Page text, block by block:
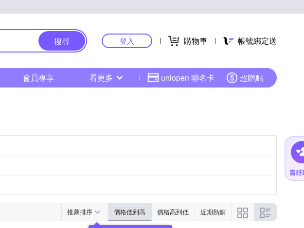
搜尋 登入 購物車 帳號綁定送
會員專享 看更多 uniopen 聯名卡 超贈點
推薦排序 價格低到高 價格高到低 近期熱銷